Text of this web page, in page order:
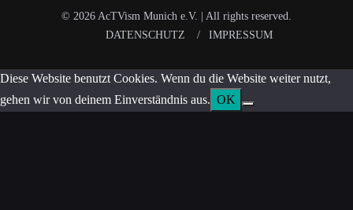
© 2026 AcTVism Munich e.V. | All rights reserved.
DATENSCHUTZ
IMPRESSUM
Diese Website benutzt Cookies. Wenn du die Website weiter nutzt,
gehen wir von deinem Einverständnis aus. OK